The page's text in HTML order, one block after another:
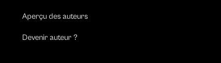
Aperçu des auteurs
Devenir auteur ?